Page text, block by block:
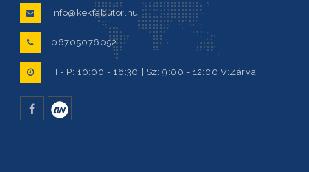
info@kekfabutor.hu
06705076052
H - P: 10:00 - 16:30 | Sz: 9:00 - 12:00 V:Zárva